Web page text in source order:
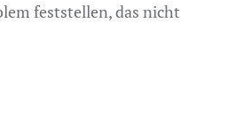
feststellen, das nicht